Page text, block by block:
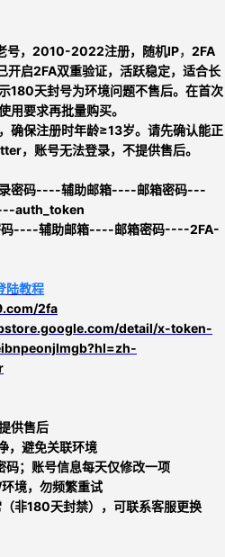
， 2010-2022注册， 随机IP， 2FA
启2FA双重验证，活跃稳定，适合长
180天封号为环境问题不售后。 在首次
用要求再批量购买。
确保注册时年龄≥13岁。 请先确认能正
，账号无法登录，不提供售后。
密码----辅助邮箱----邮箱密码---
auth_token
----辅助邮箱----邮箱密码----2FA-
陆教程
2fa
detail/x-token-
供售后
，避免关联环境
；账号信息每天仅修改一项
境，勿频繁重试
非180天封禁），可联系客服更换